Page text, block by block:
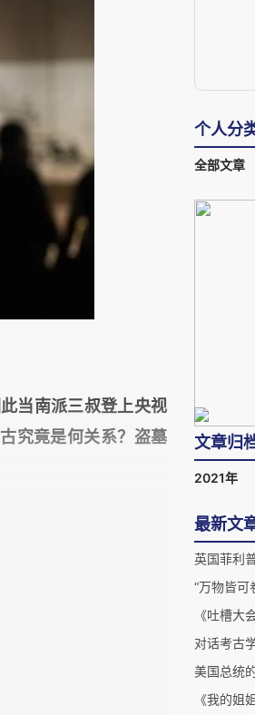
当南派三叔登上央视
究竟是何关系？盗墓
于此次发掘，新华社
间冲上微博热搜，多
堆博物馆“联动”的消
个人分
全部文章
文章归
2021年
最新文
“万物皆可
对话考古
美国总统